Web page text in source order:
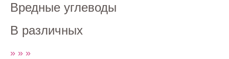
Вредные углеводы
В различных
» » »